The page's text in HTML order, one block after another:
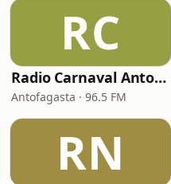
RC
Radio Carnaval Antofagasta
Antofagasta · 96.5 FM
RN